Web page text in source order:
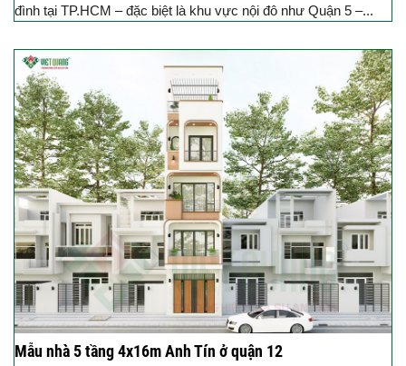
đình tại TP.HCM – đặc biệt là khu vực nội đô như Quận 5 –...
Mẫu nhà 5 tầng 4x16m Anh Tín ở quận 12